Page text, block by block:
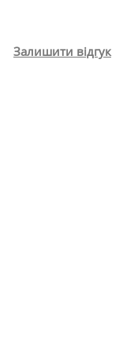
Залишити відгук